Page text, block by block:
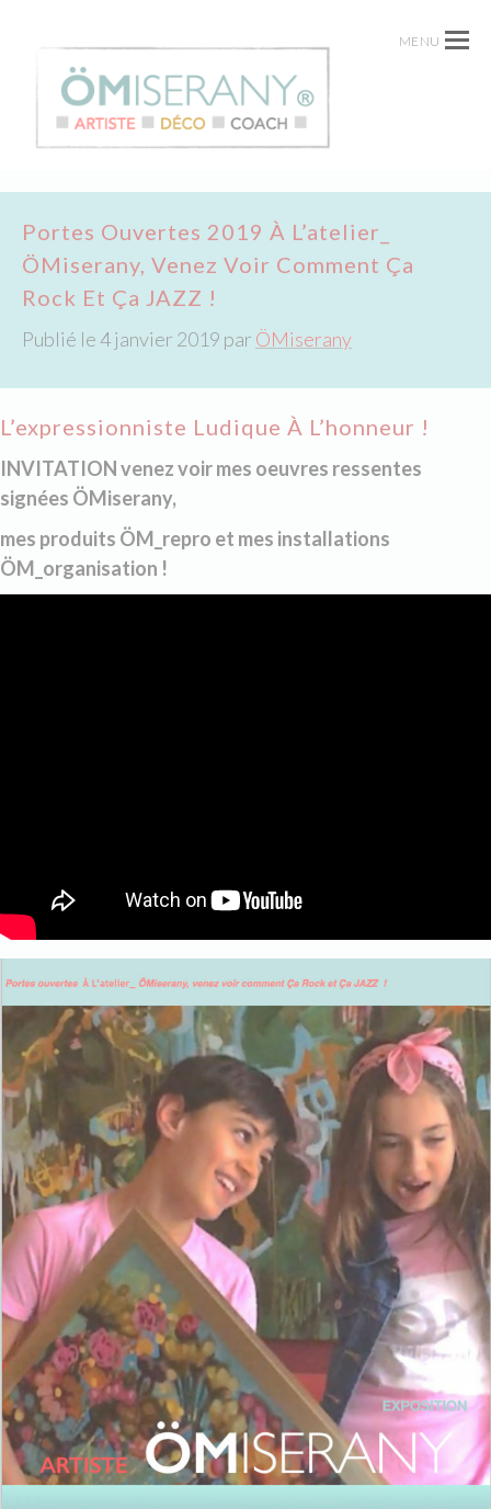
MENU
Portes Ouvertes 2019 À L’atelier_
ÖMiserany, Venez Voir Comment Ça
Rock Et Ça JAZZ !
Publié le 4 janvier 2019 par ÖMiserany
L’expressionniste Ludique À L’honneur !
INVITATION venez voir mes oeuvres ressentes
signées ÖMiserany,
mes produits ÖM_repro et mes installations
ÖM_organisation !